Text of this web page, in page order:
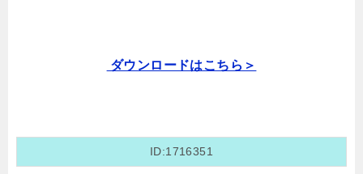
ダウンロードはこちら＞
ID:1716351